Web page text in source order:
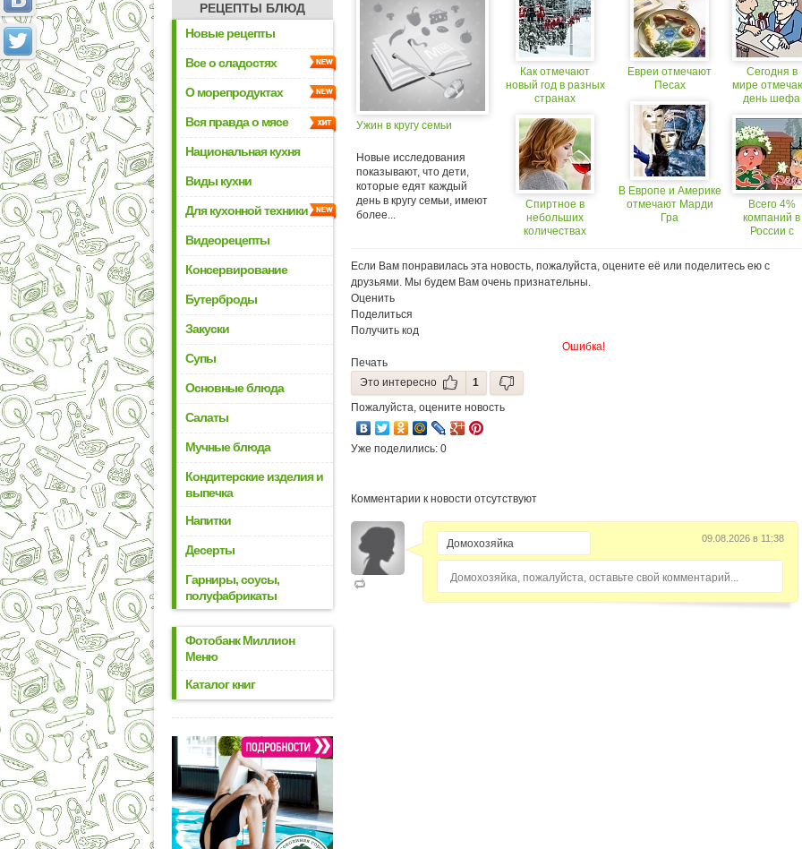
РЕЦЕПТЫ БЛЮД
Новые рецепты
Все о сладостях
О морепродуктах
Вся правда о мясе
Национальная кухня
Виды кухни
Для кухонной техники
Видеорецепты
Консервирование
Бутерброды
Закуски
Супы
Основные блюда
Салаты
Мучные блюда
Кондитерские изделия и
выпечка
Напитки
Десерты
Гарниры, соусы,
полуфабрикаты
Фотобанк Миллион
Меню
Каталог книг
Ужин в кругу семьи
Новые исследования
показывают, что дети,
которые едят каждый
день в кругу семьи, имеют
более...
Как отмечают
новый год в разных
странах
Спиртное в
небольших
количествах
всем (+18)
Евреи отмечают
Песах
В Европе и Америке
отмечают Марди
Гра
Сегодня в
мире
день шефа
Всего 4%
компаний в
России с
февраля
Если Вам понравилась эта новость, пожалуйста, оцените её или поделитесь ею с
друзьями. Мы будем Вам очень признательны.
Оценить
Поделиться
Получить код
Ошибка!
Печать
Это интересно
1
Пожалуйста, оцените новость
Уже поделились: 0
Комментарии к новости отсутствуют
09.08.2026 в 11:38
Домохозяйка, пожалуйста, оставьте свой комментарий...